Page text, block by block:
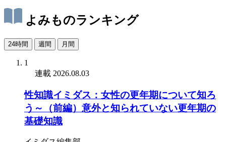
よみものランキング
24時間 週間 月間
1
連載 2026.08.03
性知識イミダス：女性の更年期について知ろ
う～（前編）意外と知られていない更年期の
基礎知識